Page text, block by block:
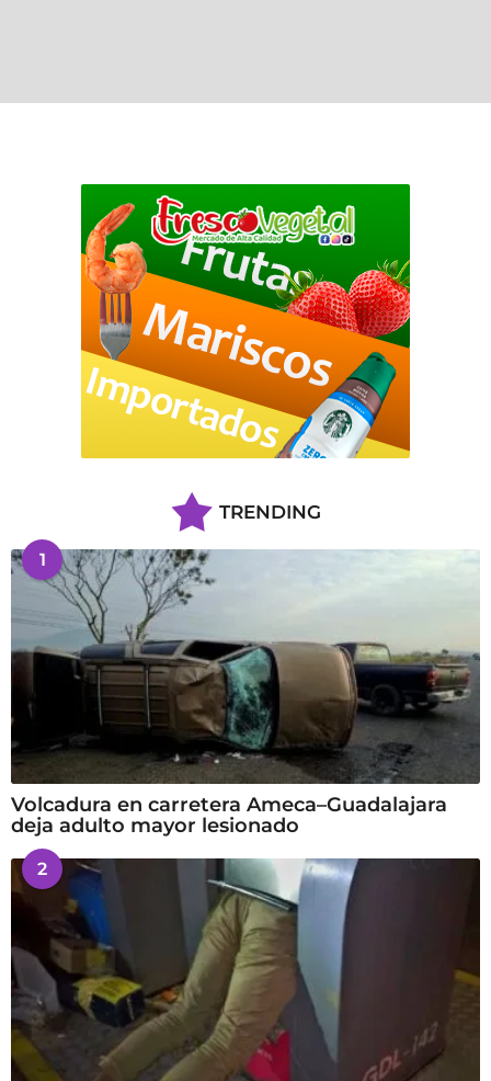
TRENDING
1
Volcadura en carretera Ameca–Guadalajara
deja adulto mayor lesionado
2